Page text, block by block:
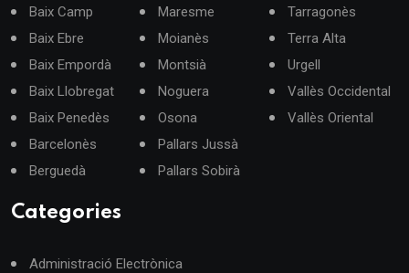
Baix Camp
Baix Ebre
Baix Empordà
Baix Llobregat
Baix Penedès
Barcelonès
Berguedà
Maresme
Moianès
Montsià
Noguera
Osona
Pallars Jussà
Pallars Sobirà
Tarragonès
Terra Alta
Urgell
Vallès Occidental
Vallès Oriental
Categories
Administració Electrònica